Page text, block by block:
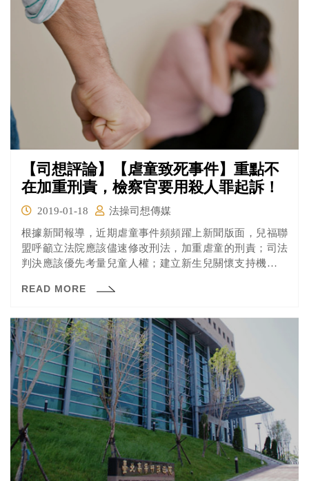
【司想評論】【虐童致死事件】重點不
在加重刑責，檢察官要用殺人罪起訴！
2019-01-18
法操司想傳媒
根據新聞報導，近期虐童事件頻頻躍上新聞版面，兒福聯
盟呼籲立法院應該儘速修改刑法，加重虐童的刑責；司法
判決應該優先考量兒童人權；建立新生兒關懷支持機制。
會期待，立法院應該要修法調高。兒福聯盟也指出，司法
想法有落差，導致人民對司法不信任，進而尋求私刑正
義。
READ MORE